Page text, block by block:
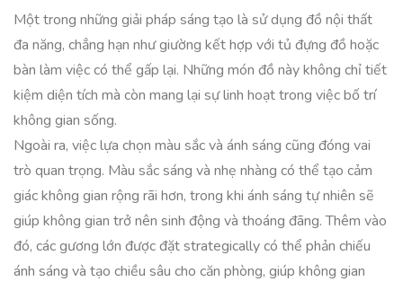
Một trong những giải pháp sáng tạo là sử dụng đồ nội thất
đa năng, chẳng hạn như giường kết hợp với tủ đựng đồ hoặc
bàn làm việc có thể gấp lại. Những món đồ này không chỉ tiết
kiệm diện tích mà còn mang lại sự linh hoạt trong việc bố trí
không gian sống.
Ngoài ra, việc lựa chọn màu sắc và ánh sáng cũng đóng vai
trò quan trọng. Màu sắc sáng và nhẹ nhàng có thể tạo cảm
giác không gian rộng rãi hơn, trong khi ánh sáng tự nhiên sẽ
giúp không gian trở nên sinh động và thoáng đãng. Thêm vào
đó, các gương lớn được đặt strategically có thể phản chiếu
ánh sáng và tạo chiều sâu cho căn phòng, giúp không gian